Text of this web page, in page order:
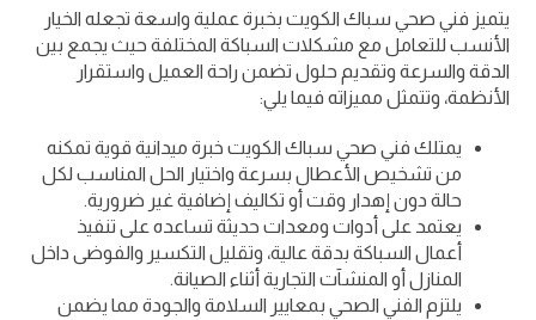
يتميز فني صحي سباك الكويت بخبرة عملية واسعة تجعله الخيار
الأنسب للتعامل مع مشكلات السباكة المختلفة حيث يجمع بين
الدقة والسرعة وتقديم حلول تضمن راحة العميل واستقرار
الأنظمة، وتتمثل مميزاته فيما يلي:
يمتلك فني صحي سباك الكويت خبرة ميدانية قوية تمكنه
من تشخيص الأعطال بسرعة واختيار الحل المناسب لكل
حالة دون إهدار وقت أو تكاليف إضافية غير ضرورية.
يعتمد على أدوات ومعدات حديثة تساعده على تنفيذ
أعمال السباكة بدقة عالية، وتقليل التكسير والفوضى داخل
المنازل أو المنشآت التجارية أثناء الصيانة.
يلتزم الفني الصحي بمعايير السلامة والجودة مما يضمن